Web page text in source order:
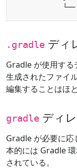
.gradle ディ
Gradle が使用する
生成されたファイ
編集することはほ
gradle ディ
Gradle が必要に応
本的には Gradle
されている。